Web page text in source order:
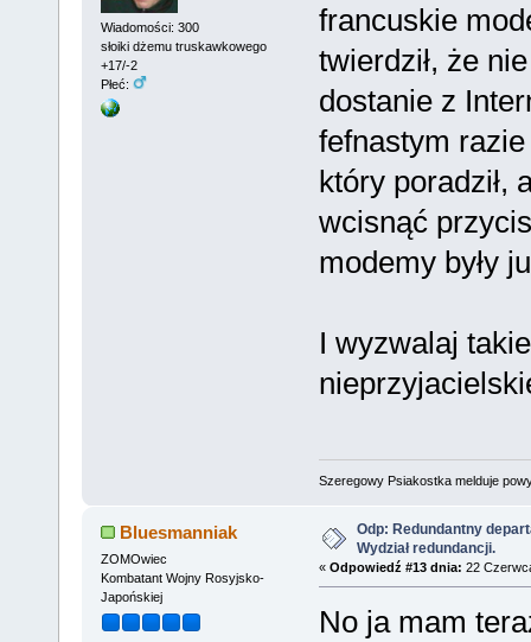
Wiadomości: 300
słoiki dżemu truskawkowego
+17/-2
Płeć:
francuskie
twierdził, że
dostanie z
fefnastym razie
który poradził,
wcisnąć
modemy były
I wyzwalaj
Szeregowy Psiakostka melduje
Bluesmanniak
ZOMOwiec
Kombatant Wojny Rosyjsko-
Japońskiej
Odp: Redundantny
Wydział redundancji.
« Odpowiedź #13 dnia: 22
No ja mam